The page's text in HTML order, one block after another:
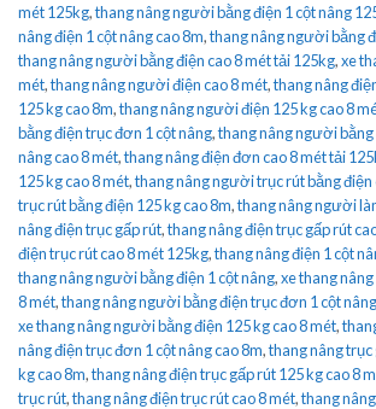
mét 125kg,thang nâng người bằng điện 1 cột nâng
nâng điện 1 cột nâng cao 8m,thang nâng người bằng
thang nâng người bằng điện cao 8 mét tải 125kg,xe
mét,thang nâng người điện cao 8 mét,thang nâng
125 kg cao 8m,thang nâng người điện 125 kg cao 8
bằng điện trục đơn 1 cột nâng,thang nâng người
nâng cao 8 mét,thang nâng điện đơn cao 8 mét tải
125 kg cao 8 mét,thang nâng người trục rút bằng điện
trục rút bằng điện 125 kg cao 8m,thang nâng người
nâng điện trục gấp rút,thang nâng điện trục gấp rút
điện trục rút cao 8 mét 125kg,thang nâng điện 1 cột
thang nâng người bằng điện 1 cột nâng,xe thang
8 mét,thang nâng người bằng điện trục đơn 1 cột
xe thang nâng người bằng điện 125 kg cao 8 mét,
nâng điện trục đơn 1 cột nâng cao 8m,thang nâng trục
kg cao 8m,thang nâng điện trục gấp rút 125 kg cao 8
trục rút,thang nâng điện trục rút cao 8 mét,thang